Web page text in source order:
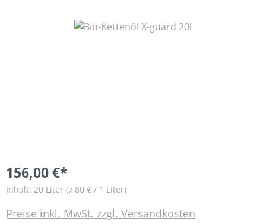
Bildergalerie überspringen
156,00 €*
Inhalt: 20 Liter (7,80 € / 1 Liter)
Preise inkl. MwSt. zzgl. Versandkosten